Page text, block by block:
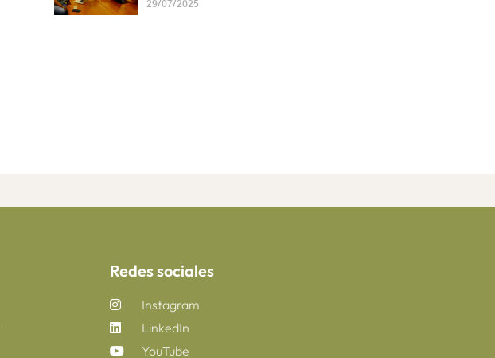
29/07/2025
Redes sociales
Instagram
LinkedIn
YouTube